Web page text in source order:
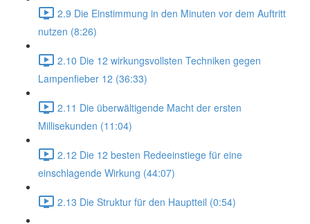
2.9 Die Einstimmung in den Minuten vor dem Auftritt
nutzen (8:26)
2.10 Die 12 wirkungsvollsten Techniken gegen
Lampenfieber 12 (36:33)
2.11 Die überwältigende Macht der ersten
Millisekunden (11:04)
2.12 Die 12 besten Redeeinstiege für eine
einschlagende Wirkung (44:07)
2.13 Die Struktur für den Hauptteil (0:54)